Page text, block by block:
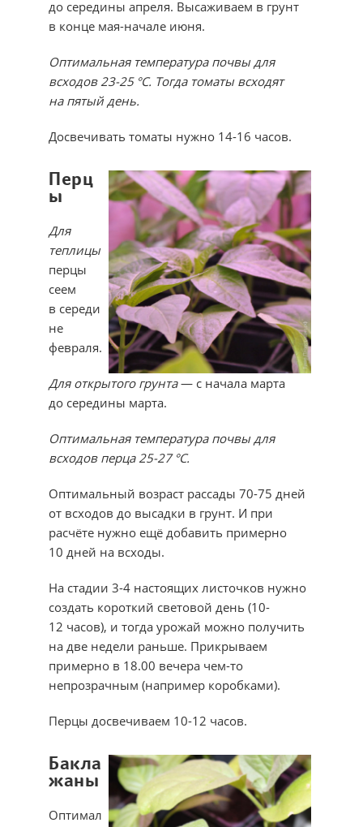
до середины апреля. Высаживаем в грунт
в конце мая-начале июня.
Оптимальная температура почвы для
всходов 23-25 °С. Тогда томаты всходят
на пятый день.
Досвечивать томаты нужно 14-16 часов.
Перц
ы
Для
теплицы
перцы
сеем
в середи
не
февраля.
Для открытого грунта— с начала марта
до середины марта.
Оптимальная температура почвы для
всходов перца 25-27 °С.
Оптимальный возраст рассады 70-75 дней
от всходов до высадки в грунт. И при
расчёте нужно ещё добавить примерно
10 дней на всходы.
На стадии 3-4 настоящих листочков нужно
создать короткий световой день (10-
12 часов), и тогда урожай можно получить
на две недели раньше. Прикрываем
примерно в 18.00 вечера чем-то
непрозрачным (например коробками).
Перцы досвечиваем 10-12 часов.
Бакла
жаны
Оптимал